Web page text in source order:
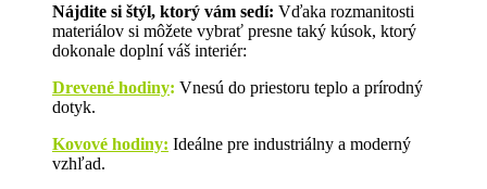
Nájdite si štýl, ktorý vám sedí: Vďaka rozmanitosti
materiálov si môžete vybrať presne taký kúsok, ktorý
dokonale doplní váš interiér:
Drevené hodiny: Vnesú do priestoru teplo a prírodný
dotyk.
Kovové hodiny: Ideálne pre industriálny a moderný
vzhľad.